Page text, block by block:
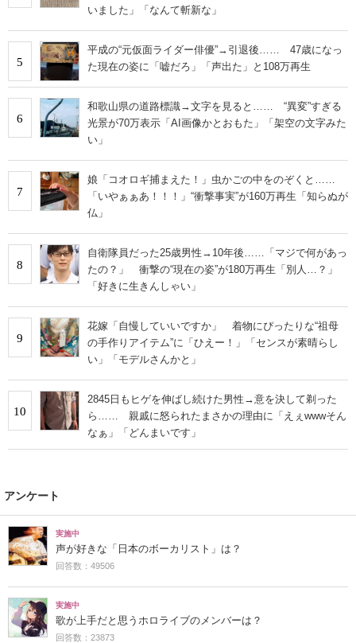
いました」「なんて斬新な」
5
平成の“元仮面ライダー俳優”→引退後…… 47歳になっ
た現在の姿に「嘘だろ」「声出た」と108万再生
6
和歌山県の道路標識→文字を見ると…… “異変”すぎる
光景が70万表示「AI画像かとおもた」「架空の文字みた
い」
7
娘「コオロギ捕まえた！」虫かごの中をのぞくと……
「いやぁぁあ！！！」“衝撃事実”が160万再生「知らぬが
仏」
8
自衛隊員だった25歳男性→10年後……「マジで何があっ
たの？」 衝撃の“現在の姿”が180万再生「別人…？」
「好きに生きんしゃい」
9
花嫁「自慢していいですか」 着物にぴったりな“祖母
の手作りアイテム”に「ひえー！」「センスが素晴らし
い」「モデルさんかと」
10
2845日もヒゲを伸ばし続けた男性→意を決して剃った
ら…… 親戚に怒られたまさかの理由に「えぇwwwそん
なぁ」「どんまいです」
アンケート
実施中
声が好きな「日本のボーカリスト」は？
回答数：49506
実施中
歌が上手だと思うホロライブのメンバーは？
回答数：23873